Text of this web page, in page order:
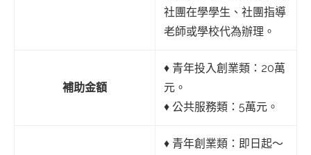
社團在學學生、社團指導
老師或學校代為辦理。
補助金額
♦︎ 青年投入創業類：20萬
元。
♦︎ 公共服務類：5萬元。
♦︎ 青年創業類：即日起～